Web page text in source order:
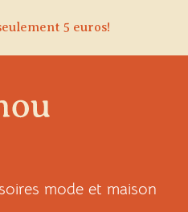
mode et maison
5 euros!